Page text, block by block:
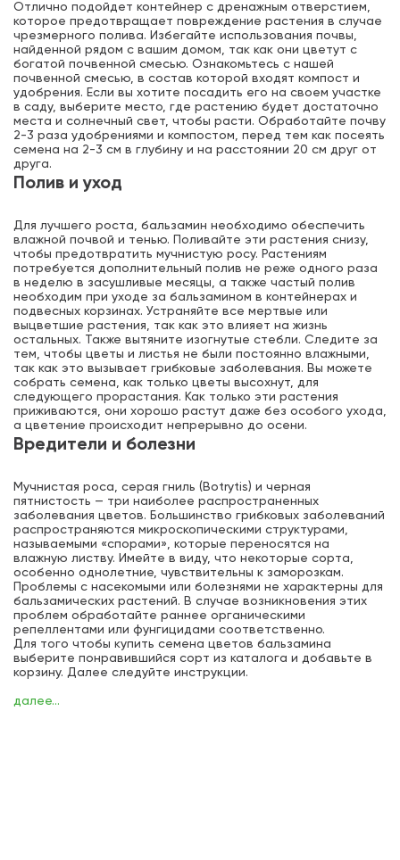
Отлично подойдет контейнер с дренажным отверстием,
которое предотвращает повреждение растения в случае
чрезмерного полива. Избегайте использования почвы,
найденной рядом с вашим домом, так как они цветут с
богатой почвенной смесью. Ознакомьтесь с нашей
почвенной смесью, в состав которой входят компост и
удобрения. Если вы хотите посадить его на своем участке
в саду, выберите место, где растению будет достаточно
места и солнечный свет, чтобы расти. Обработайте почву
2-3 раза удобрениями и компостом, перед тем как посеять
семена на 2-3 см в глубину и на расстоянии 20 см друг от
друга.
Полив и уход
Для лучшего роста, бальзамин необходимо обеспечить
влажной почвой и тенью. Поливайте эти растения снизу,
чтобы предотвратить мучнистую росу. Растениям
потребуется дополнительный полив не реже одного раза
в неделю в засушливые месяцы, а также частый полив
необходим при уходе за бальзамином в контейнерах и
подвесных корзинах. Устраняйте все мертвые или
выцветшие растения, так как это влияет на жизнь
остальных. Также вытяните изогнутые стебли. Следите за
тем, чтобы цветы и листья не были постоянно влажными,
так как это вызывает грибковые заболевания. Вы можете
собрать семена, как только цветы высохнут, для
следующего прорастания. Как только эти растения
приживаются, они хорошо растут даже без особого ухода,
а цветение происходит непрерывно до осени.
Вредители и болезни
Мучнистая роса, серая гниль (Botrytis) и черная
пятнистость — три наиболее распространенных
заболевания цветов. Большинство грибковых заболеваний
распространяются микроскопическими структурами,
называемыми «спорами», которые переносятся на
влажную листву. Имейте в виду, что некоторые сорта,
особенно однолетние, чувствительны к заморозкам.
Проблемы с насекомыми или болезнями не характерны для
бальзамических растений. В случае возникновения этих
проблем обработайте раннее органическими
репеллентами или фунгицидами соответственно.
Для того чтобы купить семена цветов бальзамина
выберите понравившийся сорт из каталога и добавьте в
корзину. Далее следуйте инструкции.
далее...